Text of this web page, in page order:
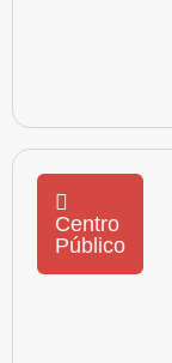
Centro
Público